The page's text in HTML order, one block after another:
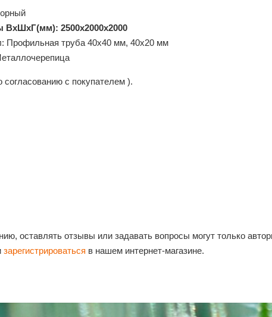
ВхШхГ(мм): 2500х2000х2000
Профильная труба 40х40 мм, 40х20 мм
согласованию с покупателем ).
оставлять отзывы или задавать вопросы могут только
зарегистрироваться в нашем интернет-магазине.